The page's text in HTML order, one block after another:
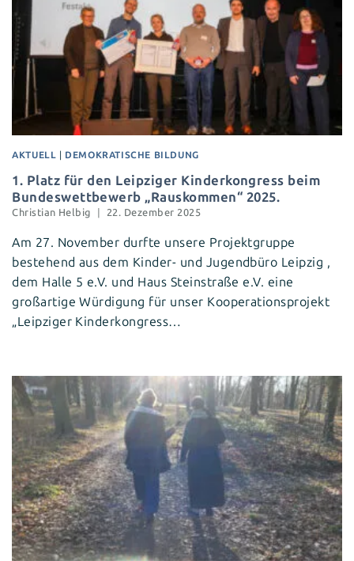
AKTUELL | DEMOKRATISCHE BILDUNG
1. Platz für den Leipziger Kinderkongress beim
Bundeswettbewerb „Rauskommen“ 2025.
Christian Helbig 22. Dezember 2025
Am 27. November durfte unsere Projektgruppe
bestehend aus dem Kinder- und Jugendbüro Leipzig ,
dem Halle 5 e.V. und Haus Steinstraße e.V. eine
großartige Würdigung für unser Kooperationsprojekt
„Leipziger Kinderkongress…